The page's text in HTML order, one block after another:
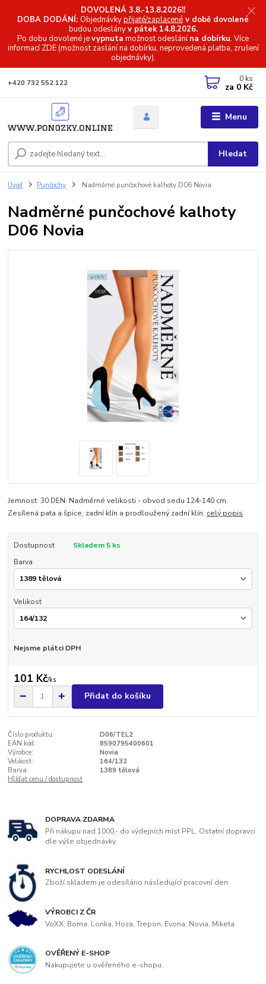
DOVOLENÁ 3.8.-13.8.2026!!
DOBA DODÁNÍ: Objednávkypřijaté/zaplacené v době dovolené
budou odeslányv pátek 14.8.2026.
Po dobu dovolené jevypnuta možnost odeslánína dobírku. Více
informacíZDE (možnost zaslání na dobírku, neprovedená platba, zrušení
objednávky).
Menu
Hledat
+420 732 552 122 0 ks
za 0 Kč
Úvod Punčochy Nadměrné punčochové kalhoty D06 Novia
Nadměrné punčochové kalhoty
D06 Novia
Jemnost: 30 DEN. Nadměrné velikosti - obvod sedu 124-140 cm.
Zesílená pata a špice, zadní klín a prodloužený zadní klín. celý popis
Dostupnost
Skladem 5 ks
Barva
Velikost
Nejsme plátci DPH
101 Kč/ks
Přidat do košíku
Číslo produktu:
D06/TEL2
EAN kód:
8590795400601
Výrobce:
Novia
Velikost:
164/132
Barva:
1389 tělová
Hlídat cenu / dostupnost
DOPRAVA ZDARMA
Při nákupu nad 1000,- do výdejních míst PPL. Ostatní dopravci
dle výše objednávky.
RYCHLOST ODESLÁNÍ
Zboží skladem je odesíláno následující pracovní den.
VÝROBCI Z ČR
VoXX, Boma, Lonka, Hoza, Trepon, Evona, Novia, Miketa.
OVĚŘENÝ E-SHOP
Nakupujete u ověřeného e-shopu.